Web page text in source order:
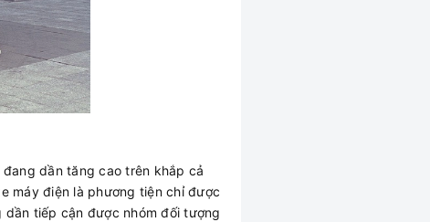
đang dần tăng cao trên khắp cả
máy điện là phương tiện chỉ được
tiếp cận được nhóm đối tượng